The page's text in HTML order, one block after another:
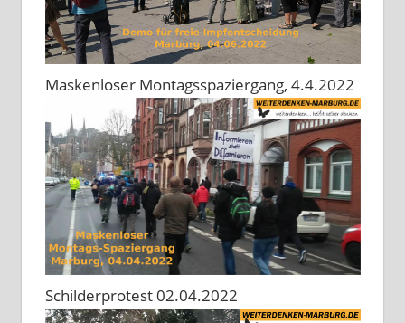
Maskenloser Montagsspaziergang, 4.4.2022
Schilderprotest 02.04.2022